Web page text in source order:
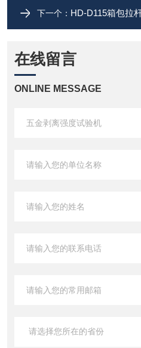
下一个： HD-D115箱包拉
在线留言
ONLINE MESSAGE